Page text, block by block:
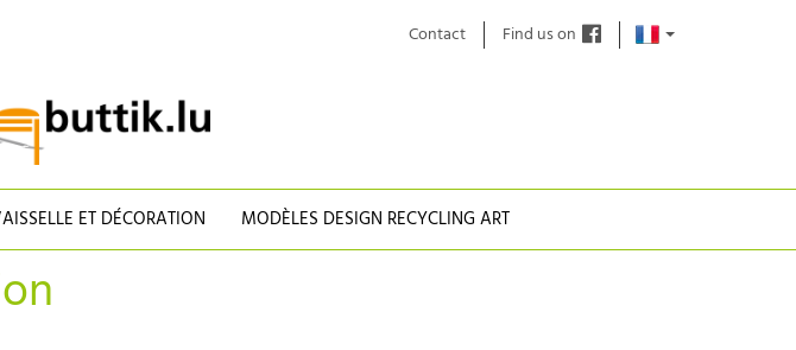
Contact Find us on
ET DÉCORATION MODÈLES DESIGN RECYCLING ART